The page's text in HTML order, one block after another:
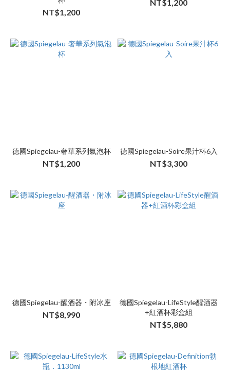
NT$1,200
NT$1,200
德國Spiegelau-奢華系列氣泡杯
NT$1,200
德國Spiegelau-Soire果汁杯6入
NT$3,300
德國Spiegelau-醒酒器・附冰座
NT$8,990
德國Spiegelau-LifeStyle醒酒器
+紅酒杯彩盒組
NT$5,880